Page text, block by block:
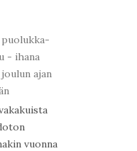
- ihana
ajan
vuonna